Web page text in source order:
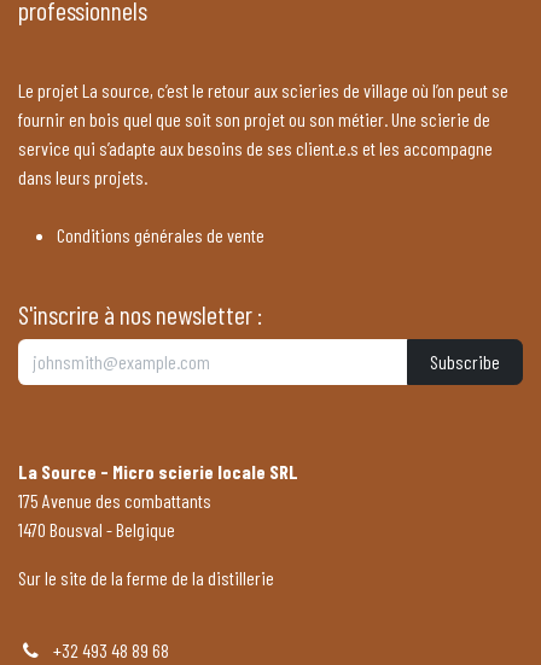
professionnels
Le projet La source, c’est le retour aux scieries de village où l’on peut se
fournir en bois quel que soit son projet ou son métier. Une scierie de
service qui s’adapte aux besoins de ses client.e.s et les accompagne
dans leurs projets.
Conditions générales de vente
S'inscrire à nos newsletter :
Subscribe
La Source - Micro scierie locale SRL
175 Avenue des combattants
1470 Bousval - Belgique
Sur le site de la ferme de la distillerie
+32 493 48 89 68